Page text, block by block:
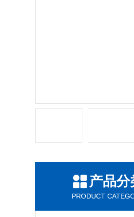
产品分
PRODUCT